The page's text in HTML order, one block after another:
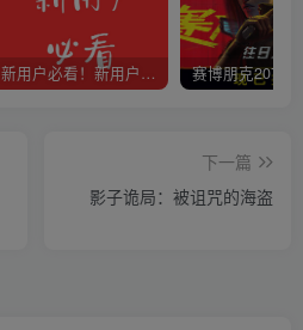
新用户必看！新用户必看！新用户必看！！！
下一篇
影子诡局：被诅咒的海盗